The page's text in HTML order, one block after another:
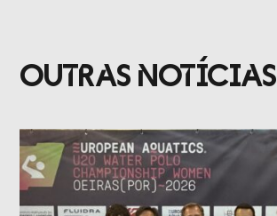
OUTRAS NOTÍCIAS